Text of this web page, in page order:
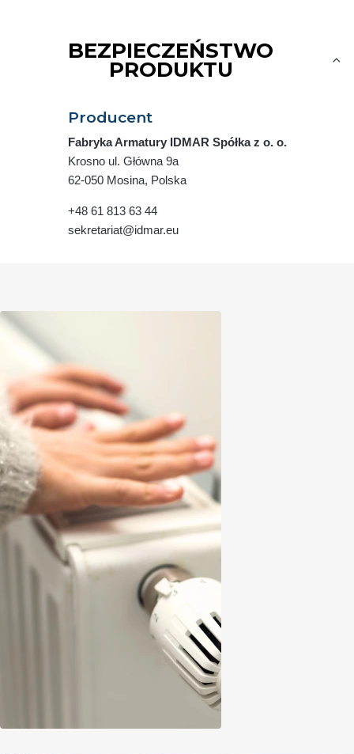
BEZPIECZEŃSTWO
PRODUKTU
Producent
Fabryka Armatury IDMAR Spółka z o. o.
Krosno ul. Główna 9a
62-050 Mosina, Polska
+48 61 813 63 44
sekretariat@idmar.eu